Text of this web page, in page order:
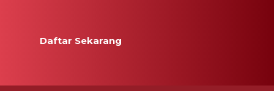
Daftar Sekarang